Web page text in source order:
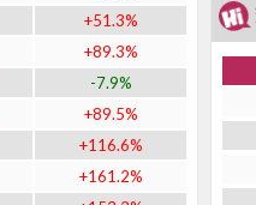
+51.3%
+89.3%
-7.9%
+89.5%
+116.6%
+161.2%